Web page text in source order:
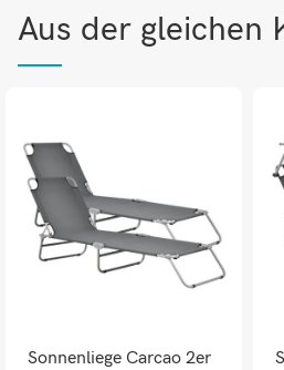
Aus der gleichen
Sonnenliege Carcao 2er